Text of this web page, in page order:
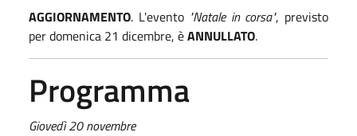
AGGIORNAMENTO. L'evento "Natale in corsa", previsto
per domenica 21 dicembre, èANNULLATO.
Programma
Giovedì 20 novembre